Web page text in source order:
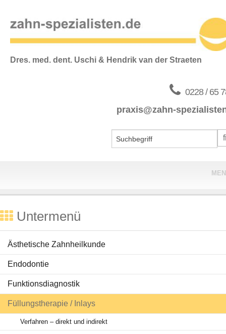
Dres. med. dent. Uschi & Hendrik van der Straeten
0228 / 65
praxis@zahn-
Praxis & Team
Behandlungen
Ratgeber Zähne
Aktuelles
Untermenü
Ästhetische Zahnheilkunde
Endodontie
Funktionsdiagnostik
Füllungstherapie / Inlays
Verfahren – direkt und indirekt